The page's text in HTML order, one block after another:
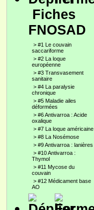
Fiches
FNOSAD
> #1 Le couvain
saccariforme
> #2 La loque
européenne
> #3 Transvasement
sanitaire
> #4 La paralysie
chronique
> #5 Maladie ailes
déformées
> #6 Antivarroa : Acide
oxalique
> #7 La loque américaine
> #8 La Nosémose
> #9 Antivarroa : lanières
> #10 Antivarroa :
Thymol
> #11 Mycose du
couvain
> #12 Médicament base
AO